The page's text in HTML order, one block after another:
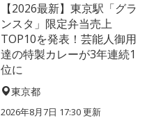
【2026最新】東京駅「グラ
ンスタ」限定弁当売上
TOP10を発表！芸能人御用
達の特製カレーが3年連続1
位に
東京都
2026年8月7日 17:30更新